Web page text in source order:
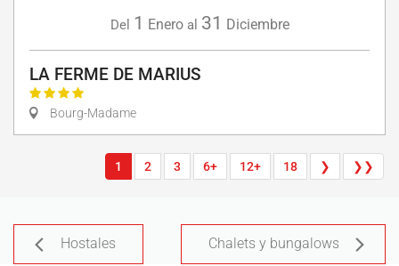
Del 1 Enero al 31 Diciembre
LA FERME DE MARIUS
Bourg-Madame
1 2 3 6+ 12+ 18 ❯ ❯❯
Hostales Chalets y bungalows